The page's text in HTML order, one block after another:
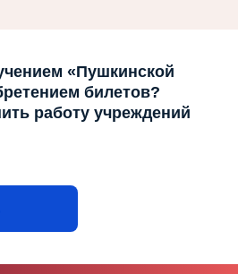
«Пушкинской
билетов?
работу учреждений